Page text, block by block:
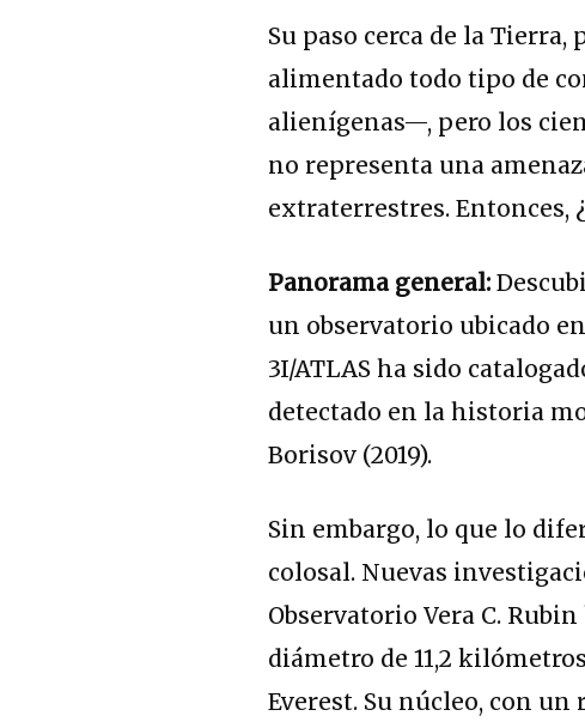
Su paso cerca de la Tierra,
alimentado todo tipo de
alienígenas—, pero los
no representa una
extraterrestres. Entonces,
Panorama general:
un observatorio ubicado
3I/ATLAS ha sido
detectado en la historia
Borisov (2019).
Sin embargo, lo que lo
colosal. Nuevas
Observatorio Vera C.
diámetro de 11,2
Everest. Su núcleo, con